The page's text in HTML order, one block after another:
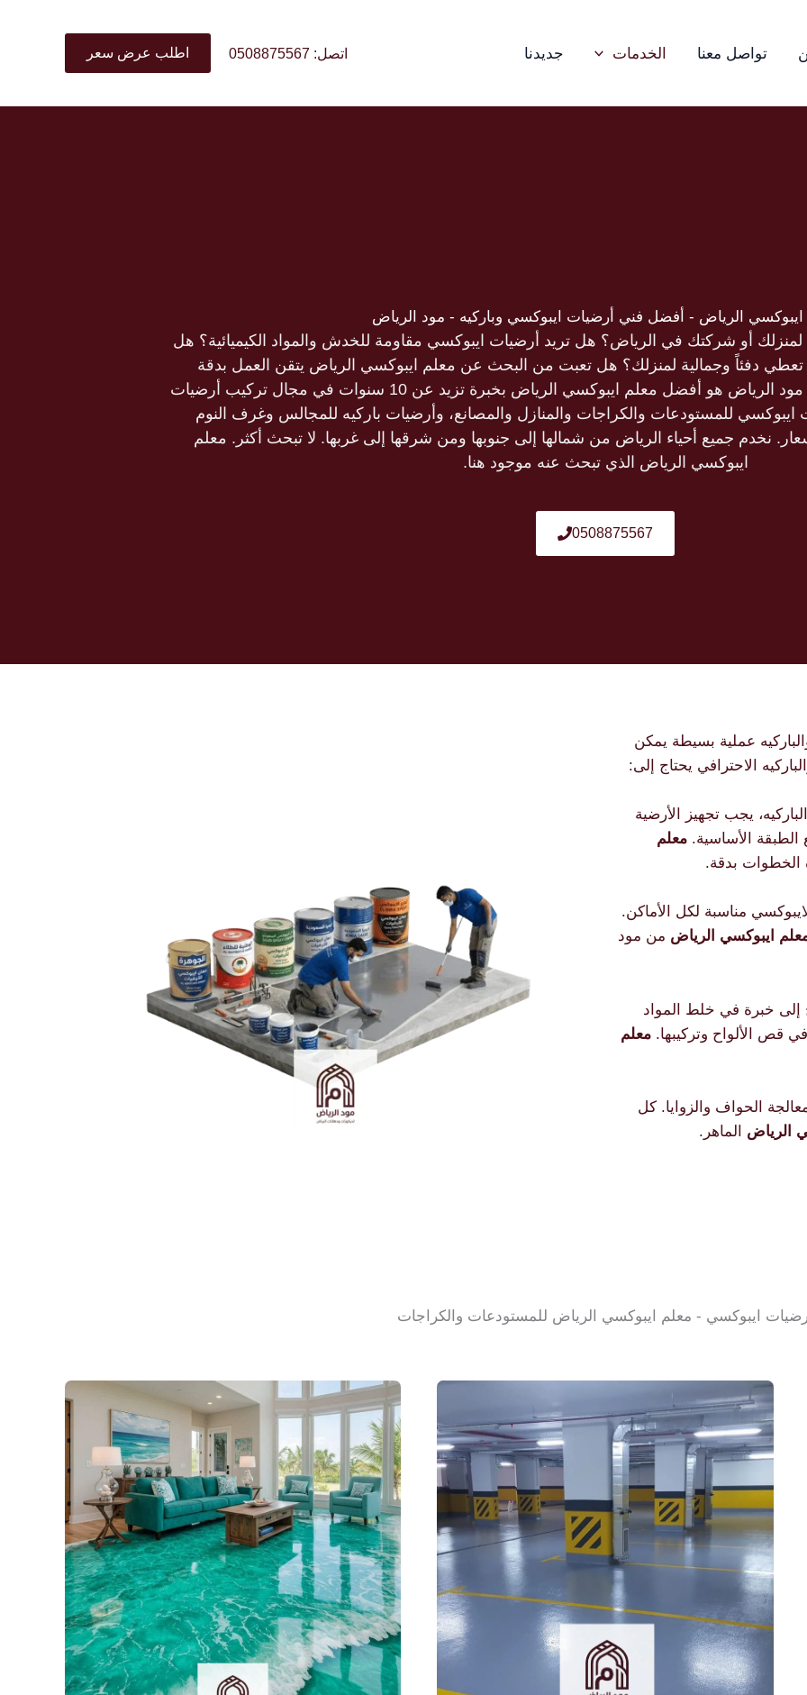
تواصل معنا الخدمات جديدنا اتصل: 0508875567 اطلب عرض سعر
ايبوكسي الرياض - أفضل فني أرضيات ايبوكسي وباركيه - مود الرياض
أو شركتك في الرياض؟ هل تريد أرضيات ايبوكسي مقاومة للخدش والمواد الكيميائية؟ هل
دفئاً وجمالية لمنزلك؟ هل تعبت من البحث عن معلم ايبوكسي الرياض يتقن العمل بدقة
واحترافية؟ أنت في المكان الصحيح. مود الرياض هو أفضل معلم ايبوكسي الرياض بخبرة تزيد عن 10 سنوات في مجال تركيب أرضيات
ايبوكسي للمستودعات والكراجات والمنازل والمصانع، وأرضيات باركيه للمجالس وغرف النوم
نخدم جميع أحياء الرياض من شمالها إلى جنوبها ومن شرقها إلى غربها. لا تبحث أكثر. معلم
ايبوكسي الرياض الذي تبحث عنه موجود هنا.
0508875567
عملية بسيطة يمكن
الاحترافي يحتاج إلى:
يجب تجهيز الأرضية
الأساسية. معلم
بدقة.
مناسبة لكل الأماكن.
ايبوكسي الرياض من مود
خبرة في خلط المواد
قص الألواح وتركيبها. معلم
الحواف والزوايا. كل
الرياض الماهر.
ايبوكسي - معلم ايبوكسي الرياض للمستودعات والكراجات